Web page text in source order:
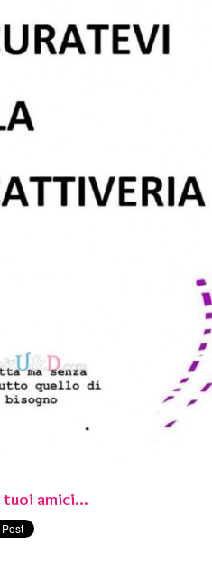
tuoi amici...